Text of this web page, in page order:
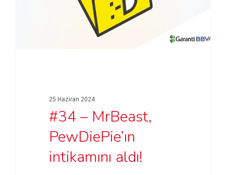
25 Haziran 2024
#34 – MrBeast,
PewDiePie’ın
intikamını aldı!